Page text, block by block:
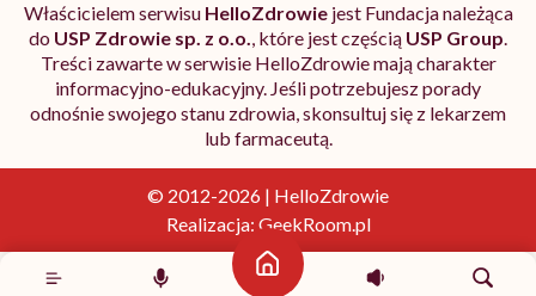
Strona główna
Właścicielem serwisu HelloZdrowiejest Fundacja należąca
do USP Zdrowie sp. z o.o., które jest częścią USP Group.
Treści zawarte w serwisie HelloZdrowie mają charakter
informacyjno-edukacyjny. Jeśli potrzebujesz porady
odnośnie swojego stanu zdrowia, skonsultuj się z lekarzem
lub farmaceutą.
© 2012-2026 | HelloZdrowie
Realizacja: GeekRoom.pl